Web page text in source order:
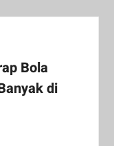
Bola
di